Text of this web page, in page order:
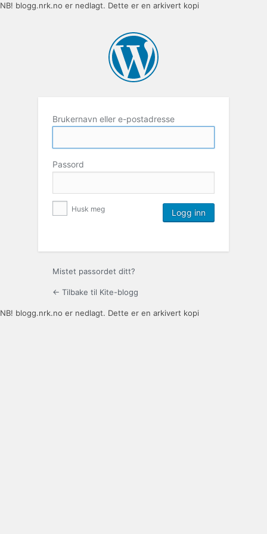
NB! blogg.nrk.no er nedlagt. Dette er en arkivert kopi
Brukernavn eller e-postadresse
Passord
Husk meg
Mistet passordet ditt?
← Tilbake til Kite-blogg
NB! blogg.nrk.no er nedlagt. Dette er en arkivert kopi